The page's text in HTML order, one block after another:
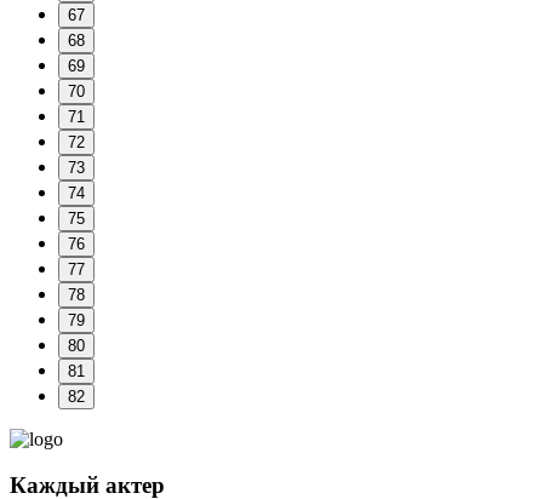
67
68
69
70
71
72
73
74
75
76
77
78
79
80
81
82
Каждый актер